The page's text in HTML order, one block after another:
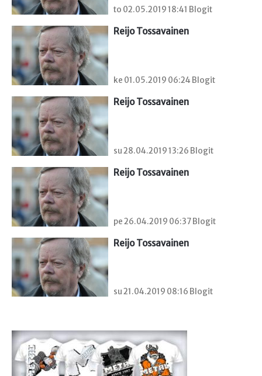
to 02.05.2019 18:41 Blogit
Reijo Tossavainen
ke 01.05.2019 06:24 Blogit
Reijo Tossavainen
su 28.04.2019 13:26 Blogit
Reijo Tossavainen
pe 26.04.2019 06:37 Blogit
Reijo Tossavainen
su 21.04.2019 08:16 Blogit